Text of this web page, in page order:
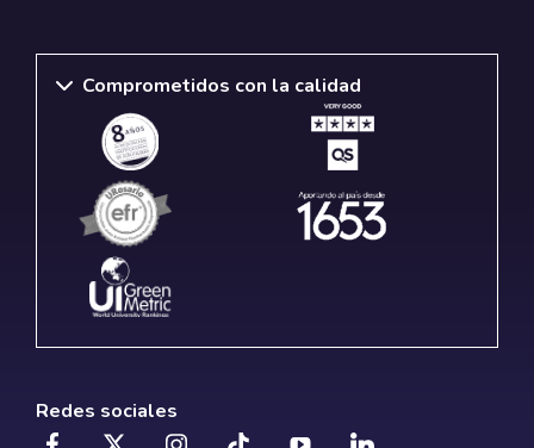
Comprometidos con la calidad
Redes sociales